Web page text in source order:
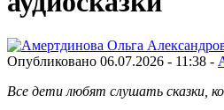
Опубликовано 06.07.2026 - 11:38 -
Все дети любят слушать сказки,